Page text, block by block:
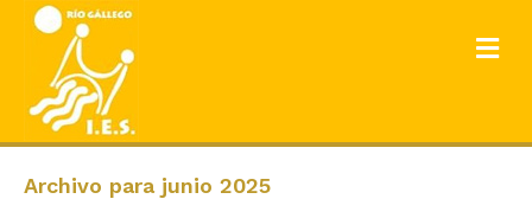
Archivo para junio 2025